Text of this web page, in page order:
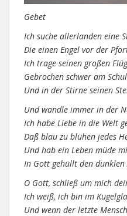
Gebet
Ich suche allerlanden eine
Die einen Engel vor der
Ich trage seinen großen
Gebrochen schwer am
Und in der Stirne seinen
Und wandle immer in der
Ich habe Liebe in die Welt
Daß blau zu blühen jedes
Und hab ein Leben müde
In Gott gehüllt den dunklen
O Gott, schließ um mich
Ich weiß, ich bin im
Und wenn der letzte